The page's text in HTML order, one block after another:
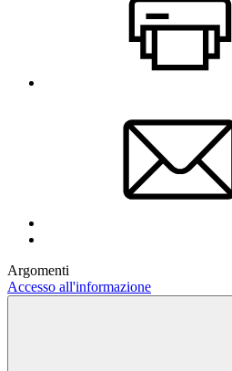
Argomenti
Accesso all'informazione